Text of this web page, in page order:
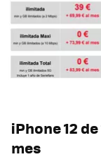
iPhone 12
mes